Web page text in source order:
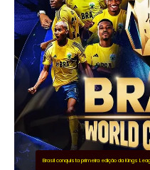
Brasil conquista primeira edição da Kings